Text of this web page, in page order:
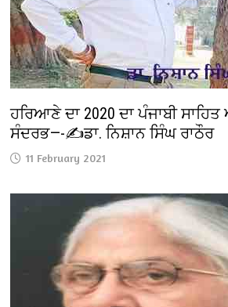
ਹਰਿਆਣੇ ਦਾ 2020 ਦਾ ਪੰਜਾਬੀ
ਸੰਦਰਭ—-✍️ਡਾ. ਨਿਸ਼ਾਨ ਸਿੰਘ ਰਾਠੌਰ
11 February 2021